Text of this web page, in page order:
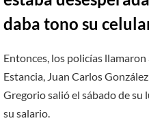
daba tono su
Entonces, los policías
Estancia, Juan Carlos
Gregorio salió el sábado de su
su salario.